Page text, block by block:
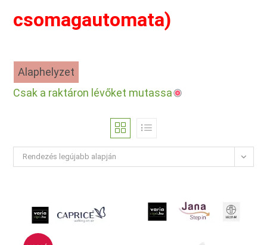
csomagautomata)
Alaphelyzet
Csak a raktáron lévőket mutassa
Rendezés legújabb alapján